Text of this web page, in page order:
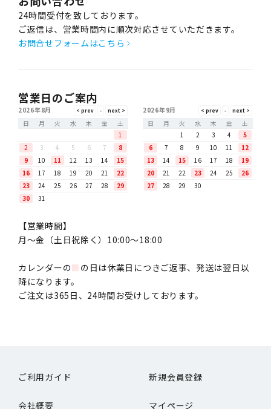
24時間受付を致しております。
ご返信は、営業時間内に順次対応させていただきます。
お問合せフォームはこちら
営業日のご案内
2026年8月
日
月 火 水 木 金
土
1
2
3 4 5 6 7
8
9
10 11 12 13 14
15
16
17 18 19 20 21
22
23
24 25 26 27 28
29
30
31
2026年9月
日
月 火 水 木 金
土
1
2 3 4
5
6
7 8 9 10 11
12
13
14 15 16 17 18
19
20
21 22 23 24 25
26
27
28 29 30
【営業時間】
月〜金（土日祝除く）10:00～18:00
カレンダーの■ の日は休業日につきご返事、発送は翌日以
降になります。
ご注文は365日、24時間お受けしております。
ご利用ガイド 新規会員登録
会社概要 マイページ